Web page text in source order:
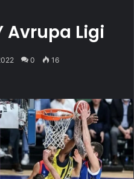
Avrupa Ligi
0 16